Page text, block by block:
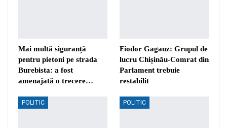
Mai multă siguranță
pentru pietoni pe strada
Burebista: a fost
amenajată o trecere…
Fiodor Gagauz: Grupul de
lucru Chișinău-Comrat din
Parlament trebuie
restabilit
POLITIC POLITIC